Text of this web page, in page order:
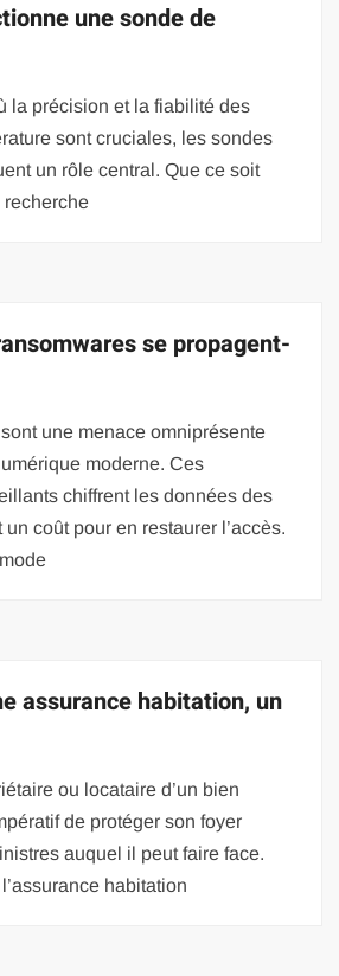
une sonde de
la précision et la fiabilité des
sont cruciales, les sondes
un rôle central. Que ce soit
recherche
se propagent-
une menace omniprésente
moderne. Ces
chiffrent les données des
coût pour en restaurer l’accès.
assurance habitation, un
ou locataire d’un bien
de protéger son foyer
auquel il peut faire face.
habitation